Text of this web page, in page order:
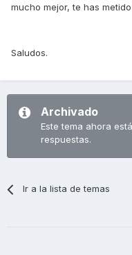
mucho mejor, te has
Saludos.
Archivado
Este tema ahora
respuestas.
Ir a la lista de temas